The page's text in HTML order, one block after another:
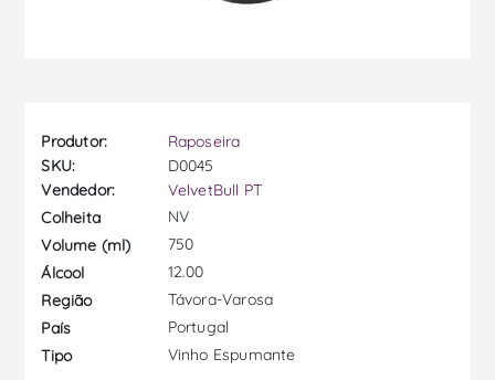
Produtor:
Raposeira
SKU:
D0045
Vendedor:
VelvetBull PT
Colheita
NV
Volume (ml)
750
Álcool
12.00
Região
Távora-Varosa
País
Portugal
Tipo
Vinho Espumante